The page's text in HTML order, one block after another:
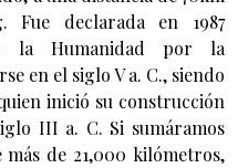
Fue declarada en 1987
la Humanidad por la
en el siglo V a. C., siendo
inició su construcción
III a. C. Si sumáramos
de 21,000 kilómetros,